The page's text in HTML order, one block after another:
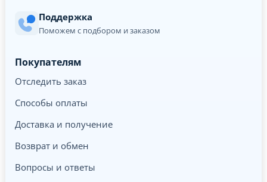
Поддержка
Поможем с подбором и заказом
Покупателям
Отследить заказ
Способы оплаты
Доставка и получение
Возврат и обмен
Вопросы и ответы